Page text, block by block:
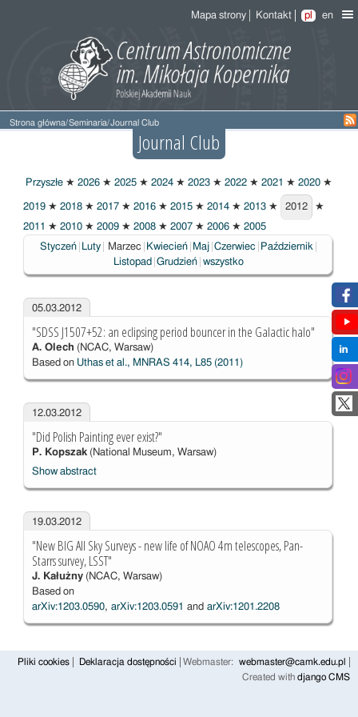
Mapa strony Kontakt pl en
Strona główna/Seminaria/Journal Club
Journal Club
Przyszłe ★ 2026 ★ 2025 ★ 2024 ★ 2023 ★ 2022 ★ 2021 ★ 2020 ★
2019 ★ 2018 ★ 2017 ★ 2016 ★ 2015 ★ 2014 ★ 2013 ★
2012
2012
★
2011 ★ 2010 ★ 2009 ★ 2008 ★ 2007 ★ 2006 ★ 2005
Styczeń
Luty Wybrane
Marzec Kwiecień Maj Czerwiec
Październik
Listopad Grudzień wszystko
05.03.2012
"SDSS J1507+52: an eclipsing period bouncer in the Galactic halo"
A. Olech (NCAC, Warsaw)
Based on Uthas et al., MNRAS 414, L85 (2011)
12.03.2012
"Did Polish Painting ever exist?"
P. Kopszak(National Museum, Warsaw)
Show abstract
19.03.2012
"New BIG All Sky Surveys - new life of NOAO 4m telescopes, Pan-
Starrs survey, LSST"
J. Kałużny(NCAC, Warsaw)
Based on
arXiv:1203.0590, arXiv:1203.0591 and arXiv:1201.2208
Pliki cookies Deklaracja dostępności Webmaster:
webmaster@camk.edu.pl
Created with django CMS